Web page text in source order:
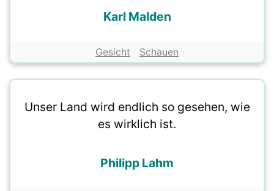
Karl Malden
Gesicht Schauen
Unser Land wird endlich so gesehen, wie
es wirklich ist.
Philipp Lahm